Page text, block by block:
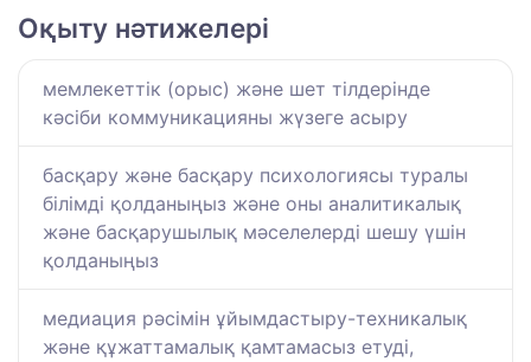
Оқыту нәтижелері
мемлекеттік (орыс) және шет тілдерінде
кәсіби коммуникацияны жүзеге асыру
басқару және басқару психологиясы туралы
білімді қолданыңыз және оны аналитикалық
және басқарушылық мәселелерді шешу үшін
қолданыңыз
медиация рәсімін ұйымдастыру-техникалық
және құжаттамалық қамтамасыз етуді,